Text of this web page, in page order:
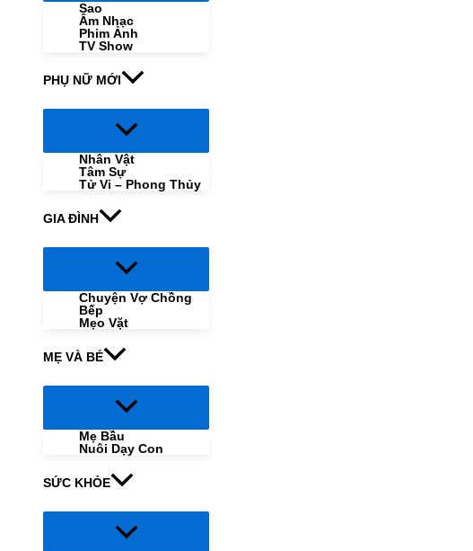
Sao
Âm Nhạc
Phim Ảnh
TV Show
PHỤ NỮ MỚI
Menu
Nhân Vật
Tâm Sự
Tử Vi – Phong Thủy
GIA ĐÌNH
Menu
Chuyện Vợ Chồng
Bếp
Mẹo Vặt
MẸ VÀ BÉ
Menu
Mẹ Bầu
Nuôi Dạy Con
SỨC KHỎE
Menu